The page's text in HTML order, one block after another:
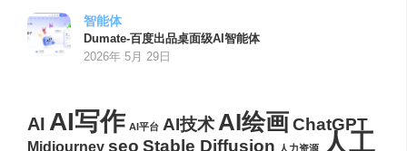
智能体
Dumate-百度出品桌面级AI智能体
2026年 5月 29日
AI AI写作 AI平台 AI技术AI绘画ChatGPT
Midjourney seo Stable Diffusion 人力资源 人工